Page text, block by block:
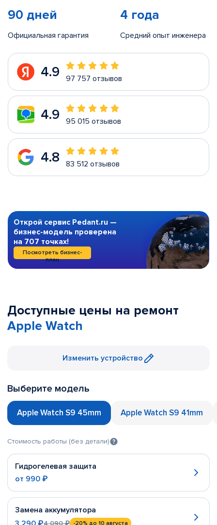
90 дней
Официальная гарантия
4 года
Средний опыт инженера
4.9 97 757 отзывов
4.9 95 015 отзывов
4.8 83 512 отзывов
Открой сервис Pedant.ru —
бизнес-модель проверена
на 707 точках!
Посмотреть бизнес-
план
Доступные цены на ремонт
Apple Watch
Изменить устройство
Выберите модель
Apple Watch S9 45mm Apple Watch S9 41mm
Стоимость работы (без детали)
Гидрогелевая защита
от 990 ₽
Замена аккумулятора
4 090 ₽ -20% до 10 августа